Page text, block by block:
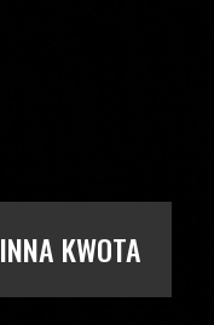
INNA KWOTA